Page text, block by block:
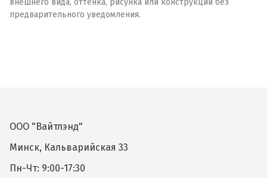
внешнего вида, оттенка, рисунка или конструкции без
предварительного уведомления.
ООО "Вайтлэнд"
Минск, Кальварийская 33
Пн-Чт: 9:00-17:30